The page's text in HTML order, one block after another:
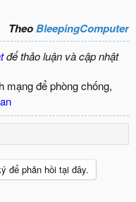
TheoBleepingComputer
để thảo luận và cập nhật
mạng để phòng chống,
để phản hồi tại đây.